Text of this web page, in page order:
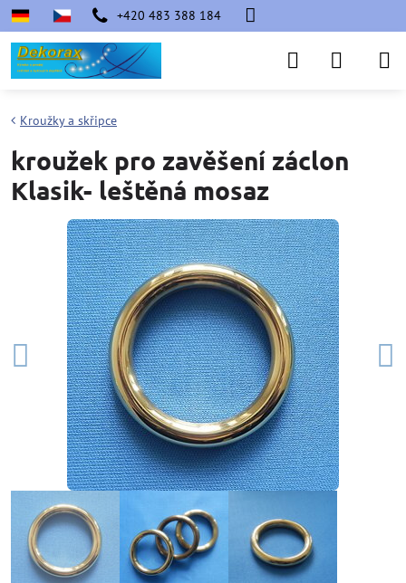
+420 483 388 184
Kroužky a skřipce
kroužek pro zavěšení záclon
Klasik- leštěná mosaz